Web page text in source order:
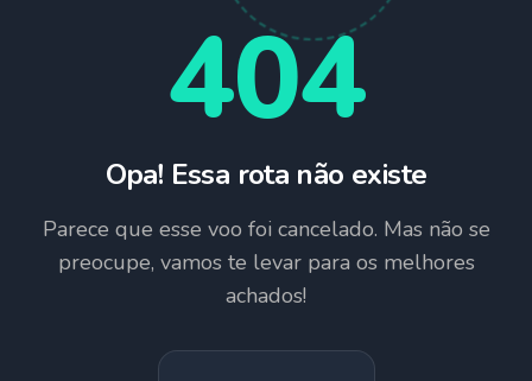
404
Opa! Essa rota não existe
Parece que esse voo foi cancelado. Mas não se
preocupe, vamos te levar para os melhores
achados!